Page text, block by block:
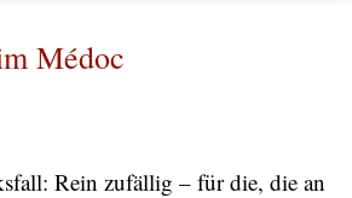
Médoc
Rein zufällig – für die, die an